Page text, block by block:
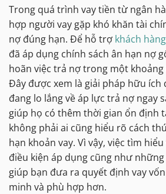
Trong quá trình vay tiền từ ngân
hợp người vay gặp khó khăn tài
nợ đúng hạn. Để hỗ trợ khách hàng
đã áp dụng chính sách ân hạn nợ
hoãn việc trả nợ trong một
Đây được xem là giải pháp hữu ích
đang lo lắng về áp lực trả nợ ngay
giúp họ có thêm thời gian ổn định
không phải ai cũng hiểu rõ cách
hạn khoản vay. Vì vậy, việc tìm
điều kiện áp dụng cũng như
giúp bạn đưa ra quyết định vay
minh và phù hợp hơn.